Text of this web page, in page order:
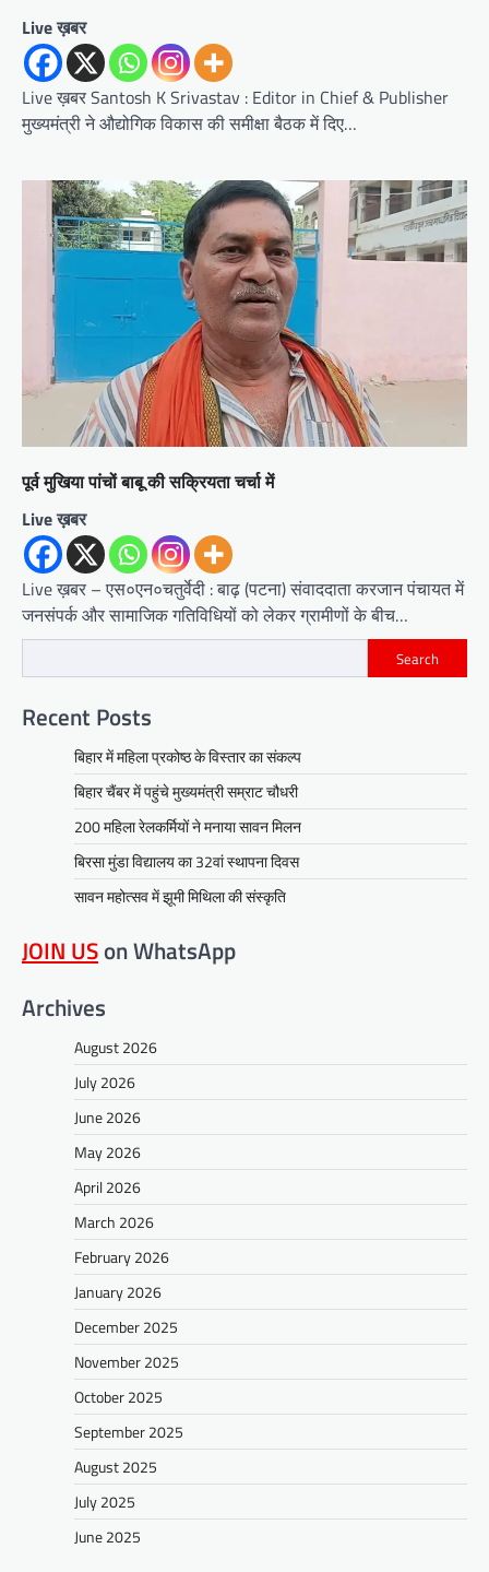
Live ख़बर
Live ख़बर Santosh K Srivastav : Editor in Chief & Publisher
मुख्यमंत्री ने औद्योगिक विकास की समीक्षा बैठक में दिए…
पूर्व मुखिया पांचों बाबू की सक्रियता चर्चा में
Live ख़बर
Live ख़बर – एस०एन०चतुर्वेदी : बाढ़ (पटना) संवाददाता करजान पंचायत में
जनसंपर्क और सामाजिक गतिविधियों को लेकर ग्रामीणों के बीच…
Search
Recent Posts
बिहार में महिला प्रकोष्ठ के विस्तार का संकल्प
बिहार चैंबर में पहुंचे मुख्यमंत्री सम्राट चौधरी
200 महिला रेलकर्मियों ने मनाया सावन मिलन
बिरसा मुंडा विद्यालय का 32वां स्थापना दिवस
सावन महोत्सव में झूमी मिथिला की संस्कृति
JOIN USon WhatsApp
Archives
August 2026
July 2026
June 2026
May 2026
April 2026
March 2026
February 2026
January 2026
December 2025
November 2025
October 2025
September 2025
August 2025
July 2025
June 2025